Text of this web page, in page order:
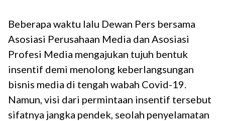
Beberapa waktu lalu Dewan Pers bersama
Asosiasi Perusahaan Media dan Asosiasi
Profesi Media mengajukan tujuh bentuk
insentif demi menolong keberlangsungan
bisnis media di tengah wabah Covid-19.
Namun, visi dari permintaan insentif tersebut
sifatnya jangka pendek, seolah penyelamatan